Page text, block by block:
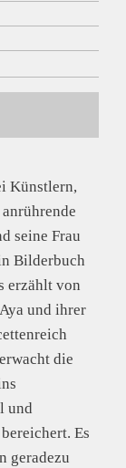
7 S. 2 der
Künstlern,
seine Frau
Bilderbuch
erzählt von
und ihrer
die
und
Es
geradezu